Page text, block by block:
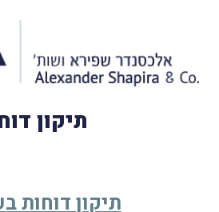
תיקון דוחות
תיקון דוחות